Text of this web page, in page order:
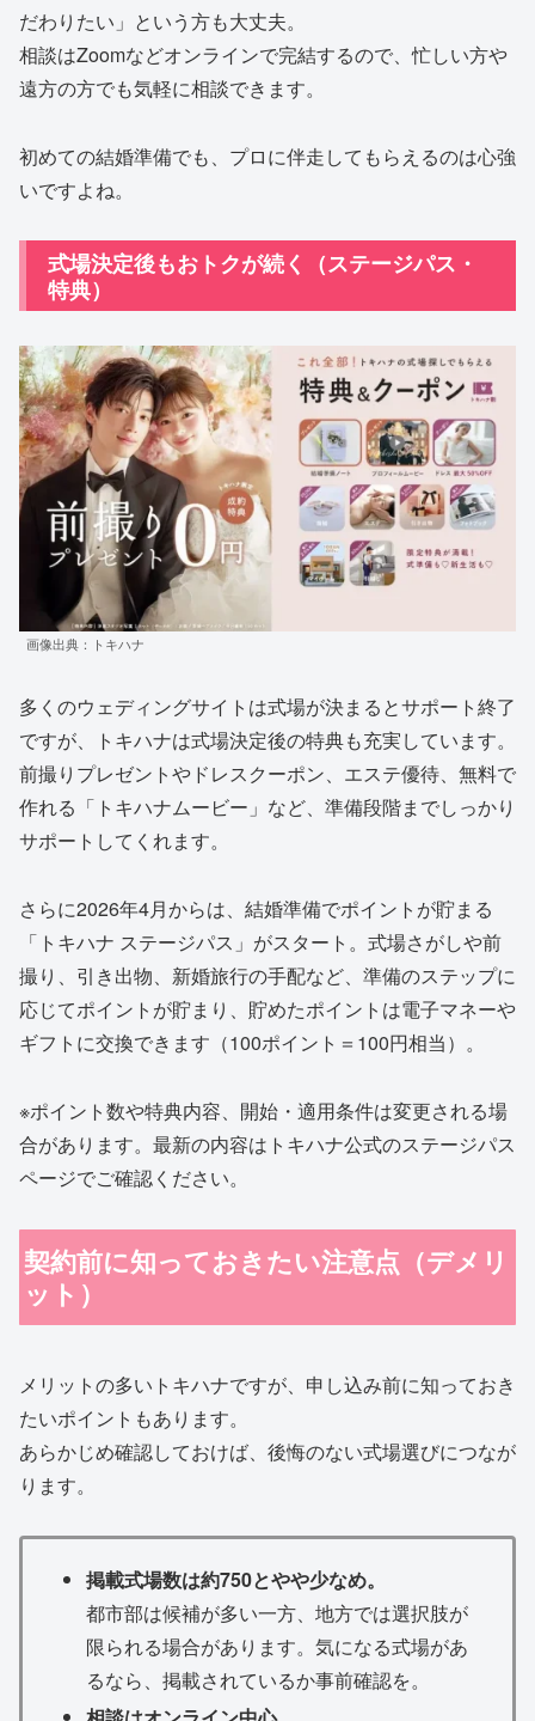
だわりたい」という方も大丈夫。
相談はZoomなどオンラインで完結するので、忙しい方や
遠方の方でも気軽に相談できます。
初めての結婚準備でも、プロに伴走してもらえるのは心強
いですよね。
式場決定後もおトクが続く（ステージパス・
特典）
画像出典：トキハナ
多くのウェディングサイトは式場が決まるとサポート終了
ですが、トキハナは式場決定後の特典も充実しています。
前撮りプレゼントやドレスクーポン、エステ優待、無料で
作れる「トキハナムービー」など、準備段階までしっかり
サポートしてくれます。
さらに2026年4月からは、結婚準備でポイントが貯まる
「トキハナ ステージパス」がスタート。式場さがしや前
撮り、引き出物、新婚旅行の手配など、準備のステップに
応じてポイントが貯まり、貯めたポイントは電子マネーや
ギフトに交換できます（100ポイント＝100円相当）。
※ポイント数や特典内容、開始・適用条件は変更される場
合があります。最新の内容はトキハナ公式のステージパス
ページでご確認ください。
契約前に知っておきたい注意点（デメリ
ット）
メリットの多いトキハナですが、申し込み前に知っておき
たいポイントもあります。
あらかじめ確認しておけば、後悔のない式場選びにつなが
ります。
掲載式場数は約750とやや少なめ。
都市部は候補が多い一方、地方では選択肢が
限られる場合があります。気になる式場があ
るなら、掲載されているか事前確認を。